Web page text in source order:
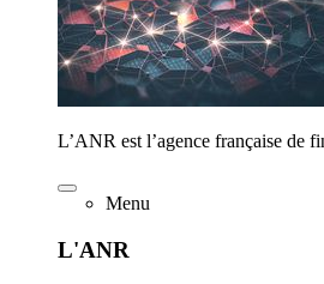
L’ANR est l’agence française de
Menu
L'ANR